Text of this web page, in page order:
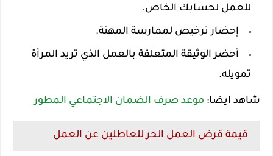
للعمل لحسابك الخاص.
إحضار ترخيص لممارسة المهنة.
أحضر الوثيقة المتعلقة بالعمل الذي تريد المرأة
تمويله.
شاهد ايضا: موعد صرف الضمان الاجتماعي المطور
قيمة قرض العمل الحر للعاطلين عن العمل